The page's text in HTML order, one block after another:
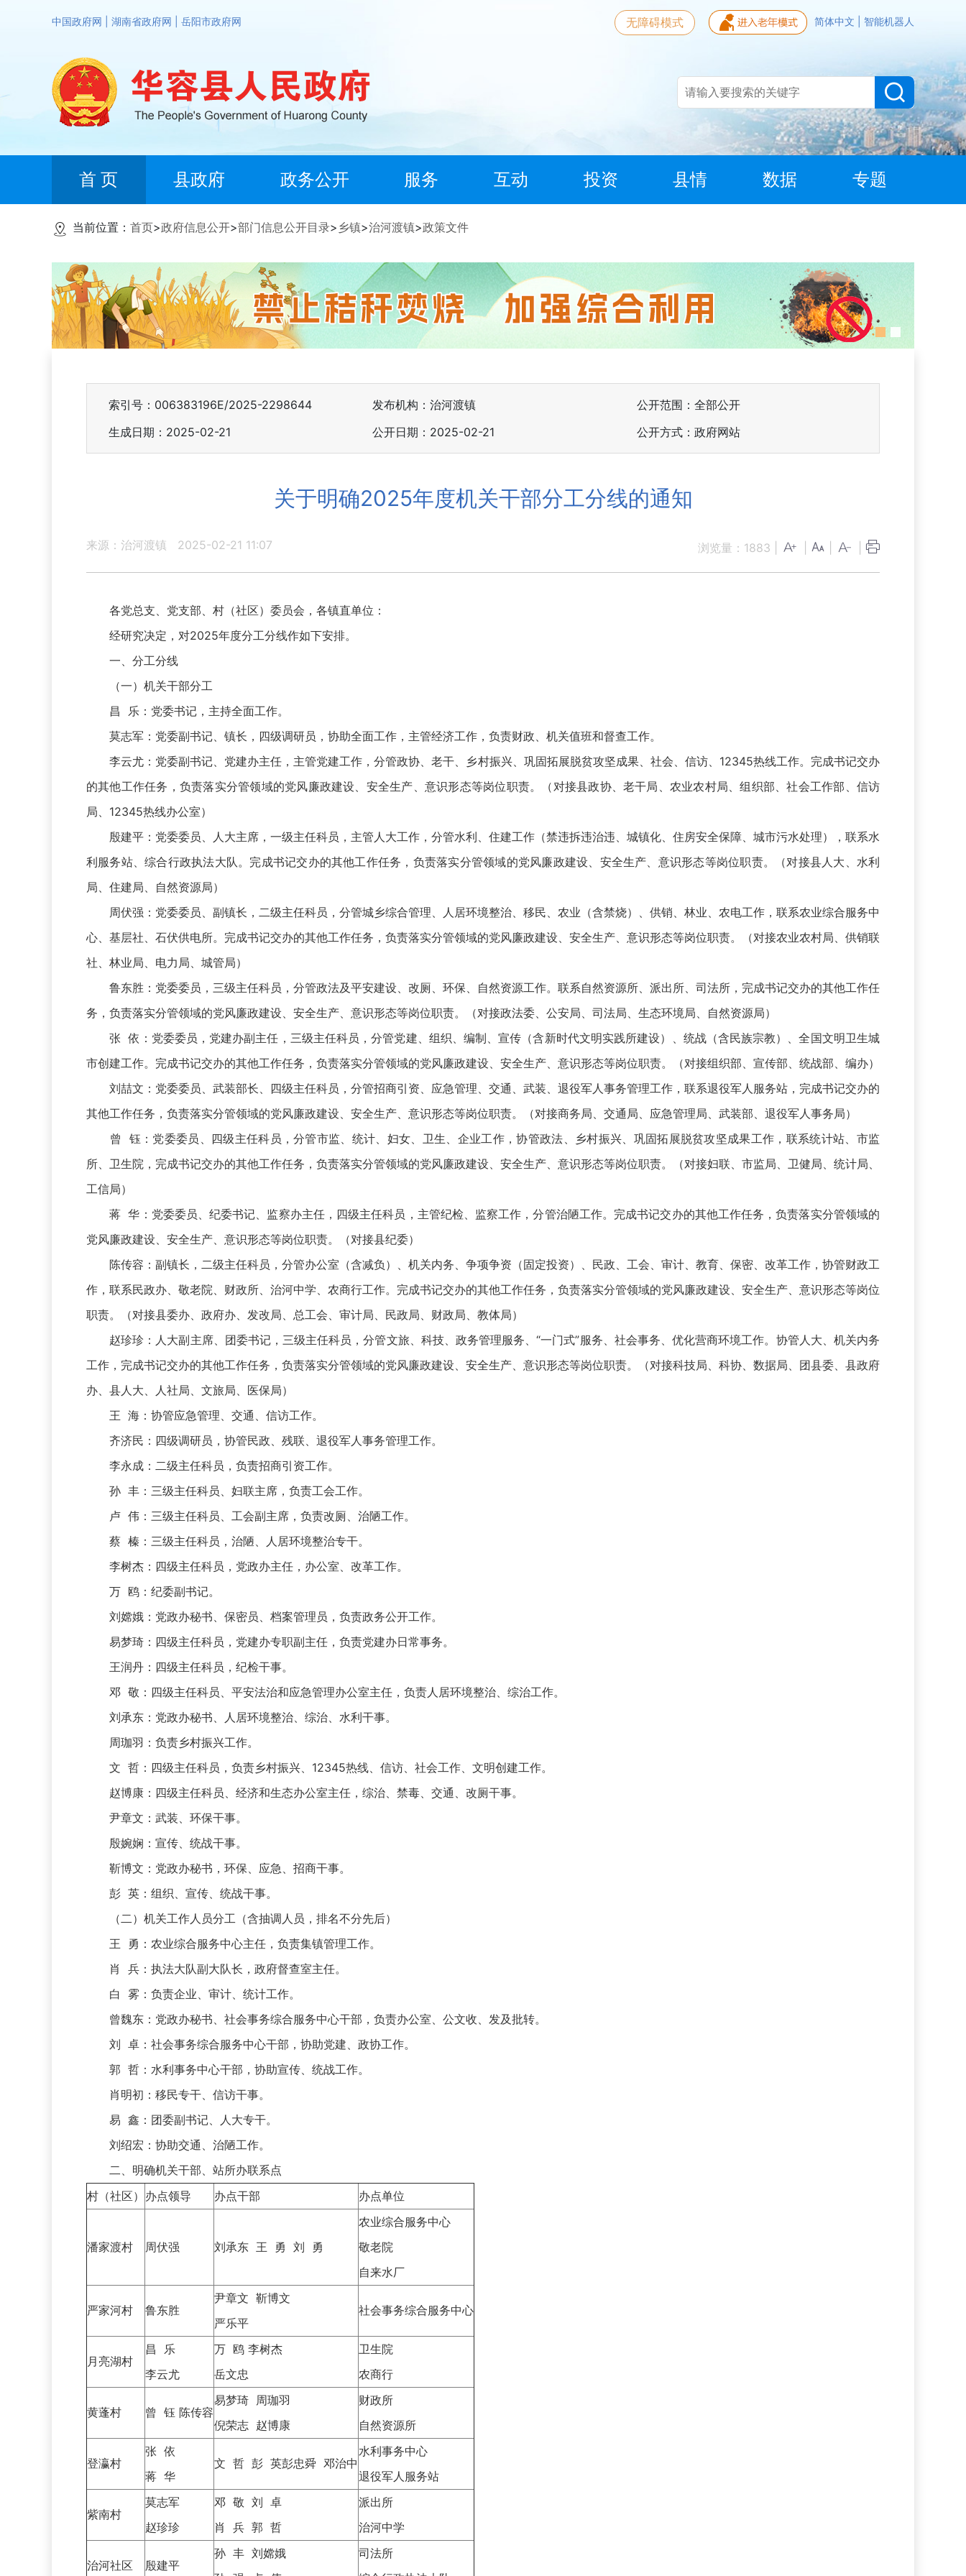
中国政府网 湖南省政府网 岳阳市政府网 简体中文 智能机器人
无障碍模式
首 页 县政府 政务公开 服务 互动 投资 县情 数据 专题
当前位置： 首页>政府信息公开>部门信息公开目录> 乡镇>治河渡镇>政策文件
索引号：006383196E/2025-2298644 发布机构：治河渡镇
公开范围：全部公开
生成日期：2025-02-21
公开日期：2025-02-21 公开方式：政府网站
关于明确2025年度机关干部分工分线的通知
来源：治河渡镇 2025-02-21 11:07 浏览量： 1883
各党总支、党支部、村（社区）委员会，各镇直单位：
经研究决定，对2025年度分工分线作如下安排。
一、分工分线
（一）机关干部分工
昌 乐：党委书记，主持全面工作。
莫志军：党委副书记、镇长，四级调研员，协助全面工作，主管经济工作，负责财政、机关值班和督查工作。
李云尤：党委副书记、党建办主任，主管党建工作，分管政协、老干、乡村振兴、巩固拓展脱贫攻坚成果、社会、信访、12345热线工作。完成书记交办
的其他工作任务，负责落实分管领域的党风廉政建设、安全生产、意识形态等岗位职责。（对接县政协、老干局、农业农村局、组织部、社会工作部、信访
局、12345热线办公室）
殷建平：党委委员、人大主席，一级主任科员，主管人大工作，分管水利、住建工作（禁违拆违治违、城镇化、住房安全保障、城市污水处理），联系水
利服务站、综合行政执法大队。完成书记交办的其他工作任务，负责落实分管领域的党风廉政建设、安全生产、意识形态等岗位职责。（对接县人大、水利
局、住建局、自然资源局）
周伏强：党委委员、副镇长，二级主任科员，分管城乡综合管理、人居环境整治、移民、农业（含禁烧）、供销、林业、农电工作，联系农业综合服务中
心、基层社、石伏供电所。完成书记交办的其他工作任务，负责落实分管领域的党风廉政建设、安全生产、意识形态等岗位职责。（对接农业农村局、供销联
社、林业局、电力局、城管局）
鲁东胜：党委委员，三级主任科员，分管政法及平安建设、改厕、环保、自然资源工作。联系自然资源所、派出所、司法所，完成书记交办的其他工作任
务，负责落实分管领域的党风廉政建设、安全生产、意识形态等岗位职责。（对接政法委、公安局、司法局、生态环境局、自然资源局）
张 依：党委委员，党建办副主任，三级主任科员，分管党建、组织、编制、宣传（含新时代文明实践所建设）、统战（含民族宗教）、全国文明卫生城
市创建工作。完成书记交办的其他工作任务，负责落实分管领域的党风廉政建设、安全生产、意识形态等岗位职责。（对接组织部、宣传部、统战部、编办）
刘喆文：党委委员、武装部长、四级主任科员，分管招商引资、应急管理、交通、武装、退役军人事务管理工作，联系退役军人服务站，完成书记交办的
其他工作任务，负责落实分管领域的党风廉政建设、安全生产、意识形态等岗位职责。（对接商务局、交通局、应急管理局、武装部、退役军人事务局）
曾 钰：党委委员、四级主任科员，分管市监、统计、妇女、卫生、企业工作，协管政法、乡村振兴、巩固拓展脱贫攻坚成果工作，联系统计站、市监
所、卫生院，完成书记交办的其他工作任务，负责落实分管领域的党风廉政建设、安全生产、意识形态等岗位职责。（对接妇联、市监局、卫健局、统计局、
工信局）
蒋 华：党委委员、纪委书记、监察办主任，四级主任科员，主管纪检、监察工作，分管治陋工作。完成书记交办的其他工作任务，负责落实分管领域的
党风廉政建设、安全生产、意识形态等岗位职责。（对接县纪委）
陈传容：副镇长，二级主任科员，分管办公室（含减负）、机关内务、争项争资（固定投资）、民政、工会、审计、教育、保密、改革工作，协管财政工
作，联系民政办、敬老院、财政所、治河中学、农商行工作。完成书记交办的其他工作任务，负责落实分管领域的党风廉政建设、安全生产、意识形态等岗位
职责。（对接县委办、政府办、发改局、总工会、审计局、民政局、财政局、教体局）
赵珍珍：人大副主席、团委书记，三级主任科员，分管文旅、科技、政务管理服务、“一门式”服务、社会事务、优化营商环境工作。协管人大、机关内务
工作，完成书记交办的其他工作任务，负责落实分管领域的党风廉政建设、安全生产、意识形态等岗位职责。（对接科技局、科协、数据局、团县委、县政府
办、县人大、人社局、文旅局、医保局）
王 海：协管应急管理、交通、信访工作。
齐济民：四级调研员，协管民政、残联、退役军人事务管理工作。
李永成：二级主任科员，负责招商引资工作。
孙 丰：三级主任科员、妇联主席，负责工会工作。
卢 伟：三级主任科员、工会副主席，负责改厕、治陋工作。
蔡 榛：三级主任科员，治陋、人居环境整治专干。
李树杰：四级主任科员，党政办主任，办公室、改革工作。
万 鸥：纪委副书记。
刘嫦娥：党政办秘书、保密员、档案管理员，负责政务公开工作。
易梦琦：四级主任科员，党建办专职副主任，负责党建办日常事务。
王润丹：四级主任科员，纪检干事。
邓 敬：四级主任科员、平安法治和应急管理办公室主任，负责人居环境整治、综治工作。
刘承东：党政办秘书、人居环境整治、综治、水利干事。
周珈羽：负责乡村振兴工作。
文 哲：四级主任科员，负责乡村振兴、12345热线、信访、社会工作、文明创建工作。
赵博康：四级主任科员、经济和生态办公室主任，综治、禁毒、交通、改厕干事。
尹章文：武装、环保干事。
殷婉娴：宣传、统战干事。
靳博文：党政办秘书，环保、应急、招商干事。
彭 英：组织、宣传、统战干事。
（二）机关工作人员分工（含抽调人员，排名不分先后）
王 勇：农业综合服务中心主任，负责集镇管理工作。
肖 兵：执法大队副大队长，政府督查室主任。
白 雾：负责企业、审计、统计工作。
曾魏东：党政办秘书、社会事务综合服务中心干部，负责办公室、公文收、发及批转。
刘 卓：社会事务综合服务中心干部，协助党建、政协工作。
郭 哲：水利事务中心干部，协助宣传、统战工作。
肖明初：移民专干、信访干事。
易 鑫：团委副书记、人大专干。
刘绍宏：协助交通、治陋工作。
二、明确机关干部、站所办联系点
村（社区） 办点领导 办点干部 办点单位
潘家渡村 周伏强 刘承东 王 勇 刘 勇
农业综合服务中心
敬老院
自来水厂
严家河村 鲁东胜
尹章文 靳博文
严乐平
社会事务综合服务中心
月亮湖村
昌 乐
李云尤
万 鸥 李树杰
岳文忠
卫生院
农商行
黄蓬村 曾 钰 陈传容
易梦琦 周珈羽
倪荣志 赵博康
财政所
自然资源所
登瀛村
张 依
蒋 华
文 哲 彭 英彭忠舜 邓治中
水利事务中心
退役军人服务站
紫南村
莫志军
赵珍珍
邓 敬 刘 卓
肖 兵 郭 哲
派出所
治河中学
治河社区 殷建平
孙 丰 刘嫦娥
司法所